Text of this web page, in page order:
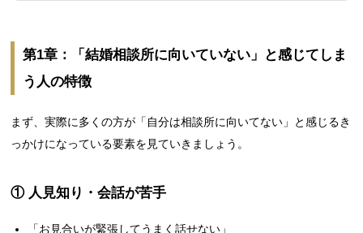
第1章：「結婚相談所に向いていない」と感じてしま
う人の特徴
まず、実際に多くの方が「自分は相談所に向いてない」と感じるき
っかけになっている要素を見ていきましょう。
① 人見知り・会話が苦手
「お見合いが緊張してうまく話せない」